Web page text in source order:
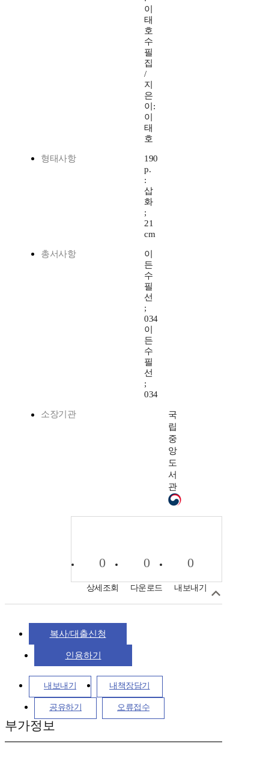
이
태
호
수
필
집
/
지
은
이:
이
태
호
형태사항
190
p.
:
삽
화
;
21
cm
총서사항
이
든
수
필
선
;
034
이
든
수
필
선
;
034
소장기관
국
립
중
앙
도
서
관
0
상세조회
0
다운로드
0
내보내기
복사/대출신청
인용하기
내보내기 내책장담기
공유하기 오류접수
부가정보